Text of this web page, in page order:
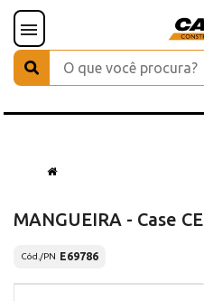
MANGUEIRA - Case CE
Cód./PN E69786